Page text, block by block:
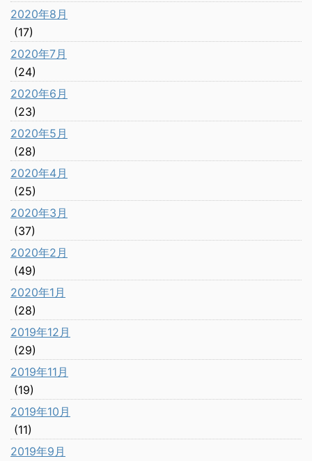
2020年8月
(17)
2020年7月
(24)
2020年6月
(23)
2020年5月
(28)
2020年4月
(25)
2020年3月
(37)
2020年2月
(49)
2020年1月
(28)
2019年12月
(29)
2019年11月
(19)
2019年10月
(11)
2019年9月